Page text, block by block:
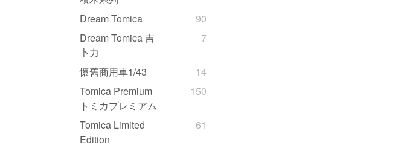
Dream Tomica
90
Dream Tomica 吉
卜力
7
懷舊商用車1/43
14
Tomica Premium
トミカプレミアム
150
Tomica Limited
Edition
61